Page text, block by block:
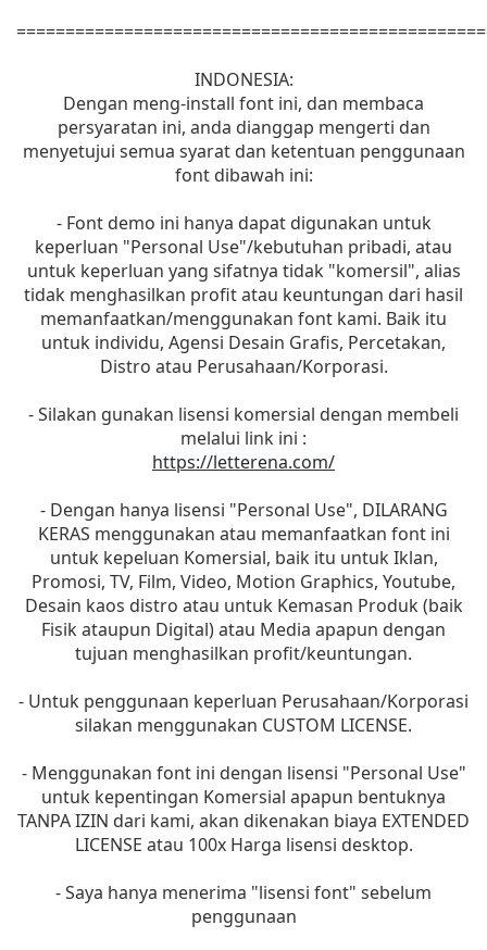
INDONESIA:
Dengan meng-install font ini, dan membaca
persyaratan ini, anda dianggap mengerti dan
menyetujui semua syarat dan ketentuan penggunaan
font dibawah ini:
- Font demo ini hanya dapat digunakan untuk
keperluan "Personal Use"/kebutuhan pribadi, atau
untuk keperluan yang sifatnya tidak "komersil", alias
tidak menghasilkan profit atau keuntungan dari hasil
memanfaatkan/menggunakan font kami. Baik itu
untuk individu, Agensi Desain Grafis, Percetakan,
Distro atau Perusahaan/Korporasi.
- Silakan gunakan lisensi komersial dengan membeli
melalui link ini :
https://letterena.com/
- Dengan hanya lisensi "Personal Use", DILARANG
KERAS menggunakan atau memanfaatkan font ini
untuk kepeluan Komersial, baik itu untuk Iklan,
Promosi, TV, Film, Video, Motion Graphics, Youtube,
Desain kaos distro atau untuk Kemasan Produk (baik
Fisik ataupun Digital) atau Media apapun dengan
tujuan menghasilkan profit/keuntungan.
- Untuk penggunaan keperluan Perusahaan/Korporasi
silakan menggunakan CUSTOM LICENSE.
- Menggunakan font ini dengan lisensi "Personal Use"
untuk kepentingan Komersial apapun bentuknya
TANPA IZIN dari kami, akan dikenakan biaya EXTENDED
LICENSE atau 100x Harga lisensi desktop.
- Saya hanya menerima "lisensi font" sebelum
penggunaan